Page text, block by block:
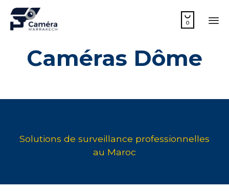

0
Caméras Dôme